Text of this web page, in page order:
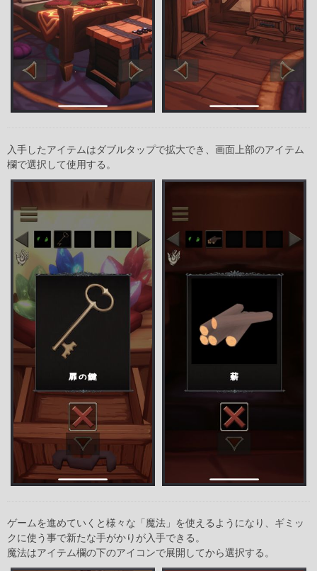
入手したアイテムはダブルタップで拡大でき、画面上部のアイテム
欄で選択して使用する。
ゲームを進めていくと様々な「魔法」を使えるようになり、ギミッ
クに使う事で新たな手がかりが入手できる。
魔法はアイテム欄の下のアイコンで展開してから選択する。